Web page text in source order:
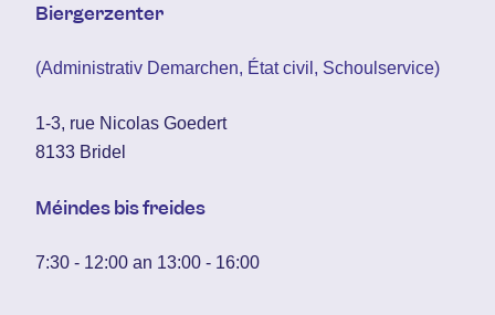
Biergerzenter
(Administrativ Demarchen, État civil, Schoulservice)
1-3, rue Nicolas Goedert
8133 Bridel
Méindes bis freides
7:30 - 12:00 an 13:00 - 16:00